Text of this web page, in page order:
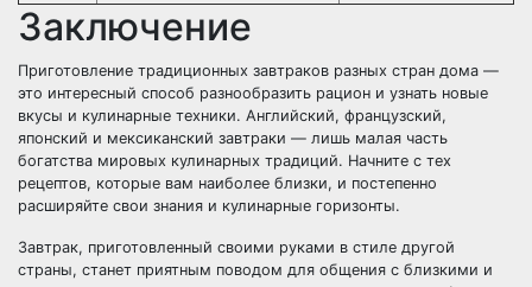
Заключение
Приготовление традиционных завтраков разных стран дома —
это интересный способ разнообразить рацион и узнать новые
вкусы и кулинарные техники. Английский, французский,
японский и мексиканский завтраки — лишь малая часть
богатства мировых кулинарных традиций. Начните с тех
рецептов, которые вам наиболее близки, и постепенно
расширяйте свои знания и кулинарные горизонты.
Завтрак, приготовленный своими руками в стиле другой
страны, станет приятным поводом для общения с близкими и